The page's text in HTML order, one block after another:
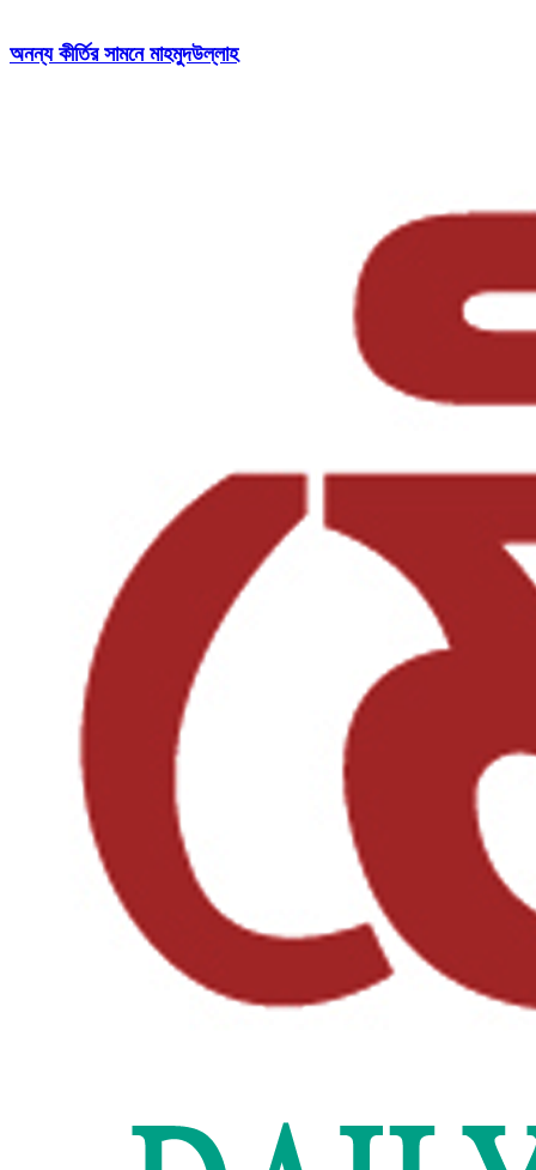
অনন্য কীর্তির সামনে মাহমুদউল্লাহ